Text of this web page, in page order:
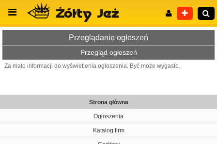
Przeglądanie ogłoszeń
Przegląd ogłoszeń
Za mało informacji do wyświetlenia ogłoszenia. Być może wygasło.
Strona główna
Ogłoszenia
Katalog firm